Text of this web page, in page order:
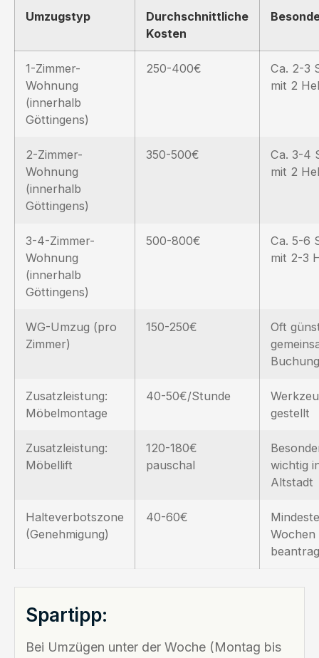
Umzugstyp
Durchschnittliche
Kosten
1-Zimmer-
Wohnung
(innerhalb
Göttingens)
250-400€
Ca. 2-3
mit 2
2-Zimmer-
Wohnung
(innerhalb
Göttingens)
350-500€
Ca. 3-4
mit 2
3-4-Zimmer-
Wohnung
(innerhalb
Göttingens)
500-800€
Ca. 5-6
mit 2-3
WG-Umzug (pro
Zimmer)
150-250€
Oft
Buchung
Zusatzleistung:
Möbelmontage
40-50€/Stunde
gestellt
Zusatzleistung:
Möbellift
120-180€
pauschal
wichtig
Altstadt
Halteverbotszone
(Genehmigung)
40-60€
Spartipp:
Bei Umzügen unter der Woche (Montag bis